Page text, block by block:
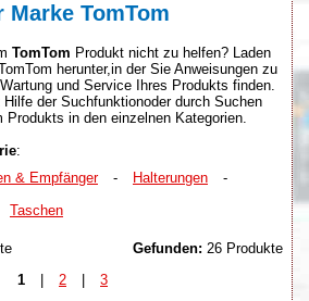
TomTom
TomTom Produkt nicht zu helfen? Laden
herunter,in der Sie Anweisungen zu
und Service Ihres Produkts finden.
der Suchfunktionoder durch Suchen
Produkts in den einzelnen Kategorien.
:
& Empfänger - Halterungen
-
Taschen
Gefunden: 26 Produkte
1
| 2 | 3